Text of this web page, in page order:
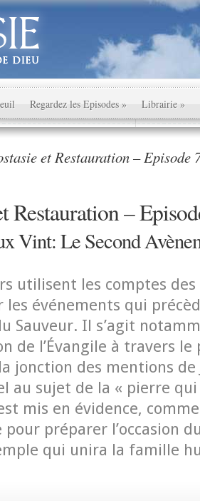
Regardez les Episodes » Librairie »
et Restauration – Episode
Restauration –
Vint: Le Second
utilisent les comptes
les événements qui
Sauveur. Il s’agit
de l’Évangile à travers le
jonction des mentions de
au sujet de la « pierre
mis en évidence,
pour préparer l’occasion
qui unira la famille